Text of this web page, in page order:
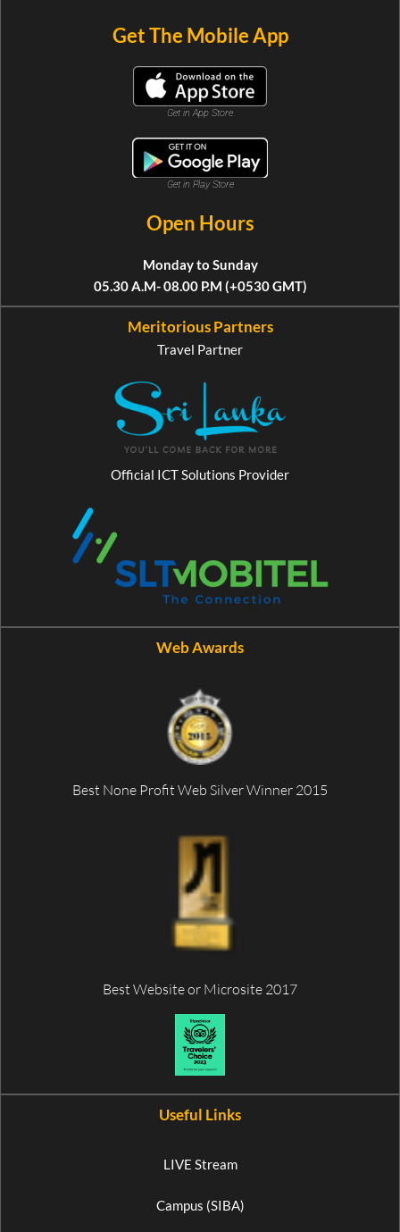
Get The Mobile App
Get in App Store
Get in Play Store
Open Hours
Monday to Sunday
05.30 A.M- 08.00 P.M (+0530 GMT)
Meritorious Partners
Travel Partner
Official ICT Solutions Provider
Web Awards
Best None Profit Web Silver Winner 2015
Best Website or Microsite 2017
Useful Links
LIVE Stream
Campus (SIBA)